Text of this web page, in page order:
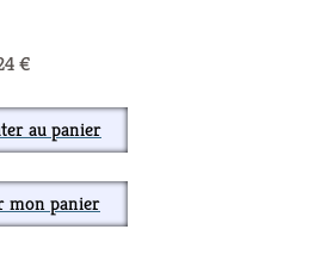
€
au panier
mon panier